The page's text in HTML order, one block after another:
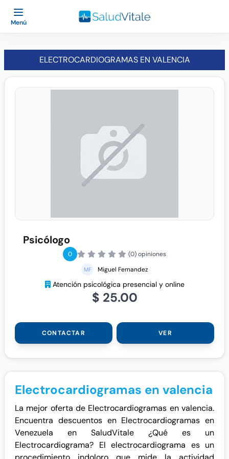
Menú
ELECTROCARDIOGRAMAS EN VALENCIA
Psicólogo
0
(0) opiniones
Miguel Fernandez
Atención psicológica presencial y online
$ 25.00
CONTACTAR VER
Electrocardiogramas en valencia
La mejor oferta de Electrocardiogramas en valencia.
Encuentra descuentos en Electrocardiogramas en
Venezuela en SaludVitale ¿Qué es un
Electrocardiograma? El electrocardiograma es un